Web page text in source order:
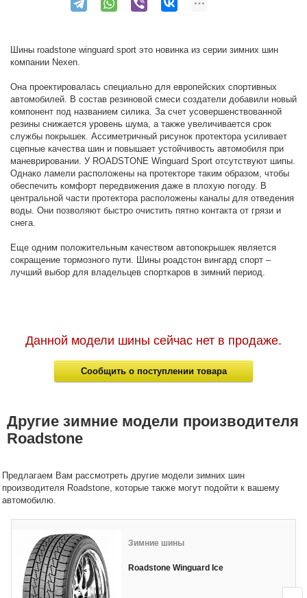
Шины roadstone winguard sport это новинка из серии зимних шин
компании Nexen.
Она проектировалась специально для европейских спортивных
автомобилей. В состав резиновой смеси создатели добавили новый
компонент под названием силика. За счет усовершенствованной
резины снижается уровень шума, а также увеличивается срок
службы покрышек. Ассиметричный рисунок протектора усиливает
сцепные качества шин и повышает устойчивость автомобиля при
маневрировании. У ROADSTONE Winguard Sport отсутствуют шипы.
Однако ламели расположены на протекторе таким образом, чтобы
обеспечить комфорт передвижения даже в плохую погоду. В
центральной части протектора расположены каналы для отведения
воды. Они позволяют быстро очистить пятно контакта от грязи и
снега.
Еще одним положительным качеством автопокрышек является
сокращение тормозного пути. Шины роадстон вингард спорт –
лучший выбор для владельцев спорткаров в зимний период.
Данной модели шины сейчас нет в продаже.
Сообщить о поступлении товара
Другие зимние модели производителя
Roadstone
Предлагаем Вам рассмотреть другие модели зимних шин
производителя Roadstone, которые также могут подойти к вашему
автомобилю.
Зимние шины
Roadstone Winguard Ice